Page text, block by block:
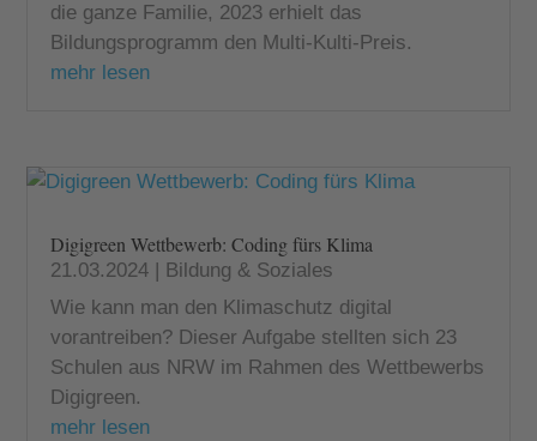
die ganze Familie, 2023 erhielt das
Bildungsprogramm den Multi-Kulti-Preis.
mehr lesen
Digigreen Wettbewerb: Coding fürs Klima
21.03.2024
Bildung & Soziales
Wie kann man den Klimaschutz digital
vorantreiben? Dieser Aufgabe stellten sich 23
Schulen aus NRW im Rahmen des Wettbewerbs
Digigreen.
mehr lesen